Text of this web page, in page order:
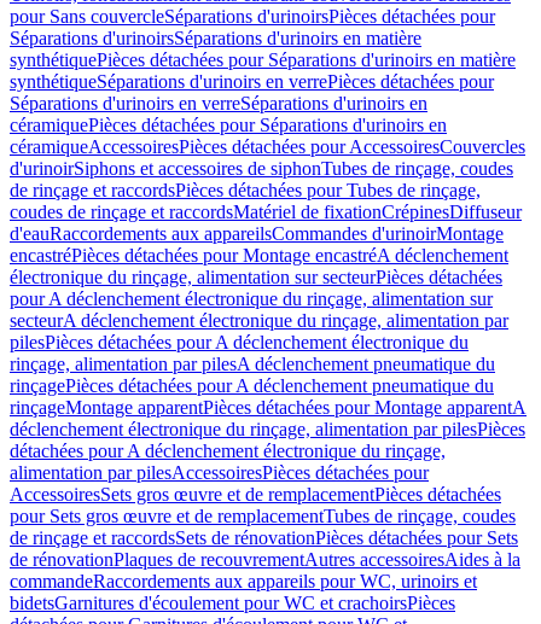
pour Sans couvercleSéparations d'urinoirsPièces détachées pour
Séparations d'urinoirsSéparations d'urinoirs en matière
synthétiquePièces détachées pour Séparations d'urinoirs en matière
synthétiqueSéparations d'urinoirs en verrePièces détachées pour
Séparations d'urinoirs en verreSéparations d'urinoirs en
céramiquePièces détachées pour Séparations d'urinoirs en
céramiqueAccessoiresPièces détachées pour AccessoiresCouvercles
d'urinoirSiphons et accessoires de siphonTubes de rinçage, coudes
de rinçage et raccordsPièces détachées pour Tubes de rinçage,
coudes de rinçage et raccordsMatériel de fixationCrépinesDiffuseur
d'eauRaccordements aux appareilsCommandes d'urinoirMontage
encastréPièces détachées pour Montage encastréA déclenchement
électronique du rinçage, alimentation sur secteurPièces détachées
pour A déclenchement électronique du rinçage, alimentation sur
secteurA déclenchement électronique du rinçage, alimentation par
pilesPièces détachées pour A déclenchement électronique du
rinçage, alimentation par pilesA déclenchement pneumatique du
rinçagePièces détachées pour A déclenchement pneumatique du
rinçageMontage apparentPièces détachées pour Montage apparentA
déclenchement électronique du rinçage, alimentation par pilesPièces
détachées pour A déclenchement électronique du rinçage,
alimentation par pilesAccessoiresPièces détachées pour
AccessoiresSets gros œuvre et de remplacementPièces détachées
pour Sets gros œuvre et de remplacementTubes de rinçage, coudes
de rinçage et raccordsSets de rénovationPièces détachées pour Sets
de rénovationPlaques de recouvrementAutres accessoiresAides à la
commandeRaccordements aux appareils pour WC, urinoirs et
bidetsGarnitures d'écoulement pour WC et crachoirsPièces